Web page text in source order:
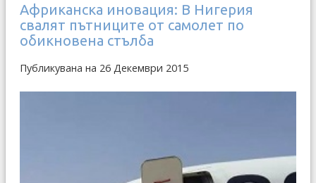
Африканска иновация: В Нигерия
свалят пътниците от самолет по
обикновена стълба
Публикувана на 26 Декември 2015